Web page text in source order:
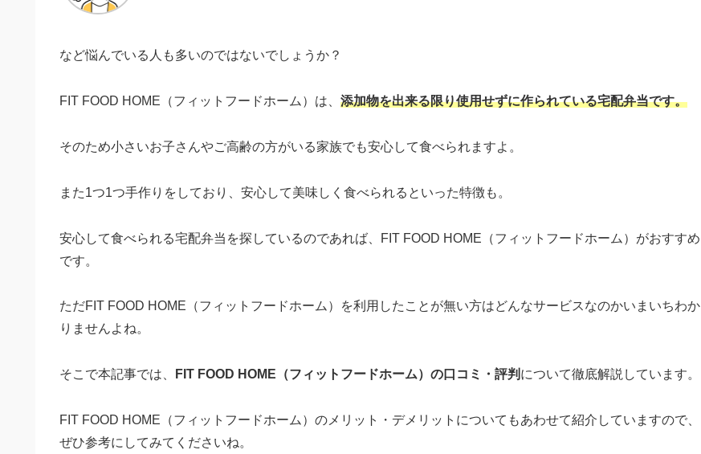
など悩んでいる人も多いのではないでしょうか？
FIT FOOD HOME（フィットフードホーム）は、 添加物を出来る限り使用せずに作られている宅配弁当です。
そのため小さいお子さんやご高齢の方がいる家族でも安心して食べられますよ。
また1つ1つ手作りをしており、安心して美味しく食べられるといった特徴も。
安心して食べられる宅配弁当を探しているのであれば、FIT FOOD HOME（フィットフードホーム）がおすすめ
です。
ただFIT FOOD HOME（フィットフードホーム）を利用したことが無い方はどんなサービスなのかいまいちわか
りませんよね。
そこで本記事では、 FIT FOOD HOME（フィットフードホーム）の口コミ・評判 について徹底解説しています。
FIT FOOD HOME（フィットフードホーム）のメリット・デメリットについてもあわせて紹介していますので、
ぜひ参考にしてみてくださいね。